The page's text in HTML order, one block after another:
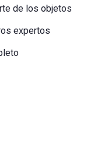
de los objetos
expertos